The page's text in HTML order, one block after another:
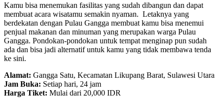
Kamu bisa menemukan fasilitas yang sudah dibangun dan dapat
membuat acara wisatamu semakin nyaman. Letaknya yang
berdekatan dengan Pulau Gangga membuat kamu bisa menemui
penjual makanan dan minuman yang merupakan warga Pulau
Gangga. Pondokan-pondokan untuk tempat menginap pun sudah
ada dan bisa jadi alternatif untuk kamu yang tidak membawa tenda
ke sini.
Alamat: Gangga Satu, Kecamatan Likupang Barat, Sulawesi Utara
Jam Buka: Setiap hari, 24 jam
Harga Tiket: Mulai dari 20,000 IDR